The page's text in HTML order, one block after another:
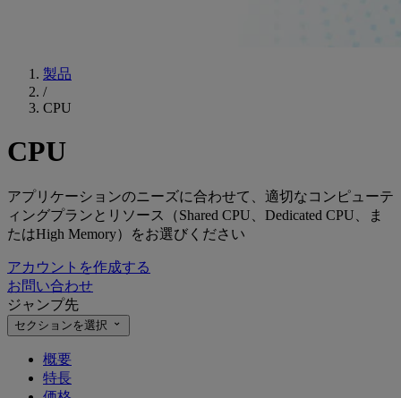
製品
/
CPU
CPU
アプリケーションのニーズに合わせて、適切なコンピューテ
ィングプランとリソース（Shared CPU、Dedicated CPU、ま
たはHigh Memory）をお選びください
アカウントを作成する
お問い合わせ
ジャンプ先
セクションを選択
概要
特長